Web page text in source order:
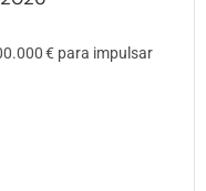
€ para impulsar